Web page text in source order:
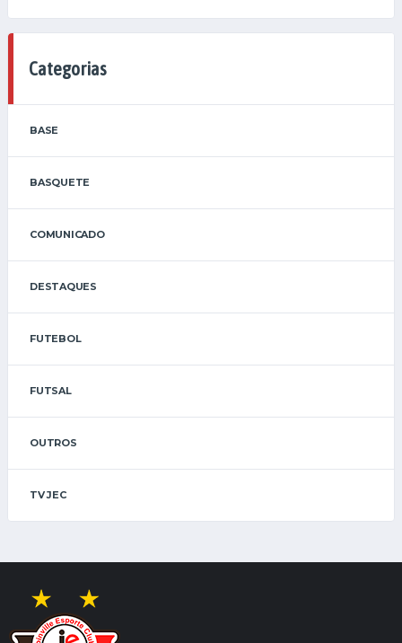
Categorias
BASE
BASQUETE
COMUNICADO
DESTAQUES
FUTEBOL
FUTSAL
OUTROS
TV JEC